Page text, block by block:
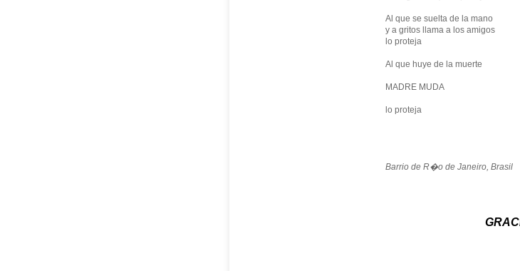
Al que se suelta de la mano
y a gritos llama a los amigos
lo proteja
Al que huye de la muerte
MADRE MUDA
lo proteja
Barrio de R�o de Janeiro, Brasil